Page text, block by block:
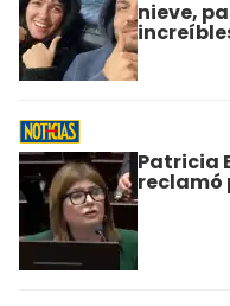
nieve,
Patricia
reclamó